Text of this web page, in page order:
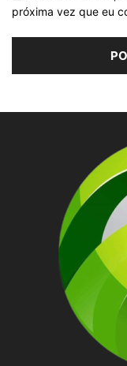
próxima vez que eu